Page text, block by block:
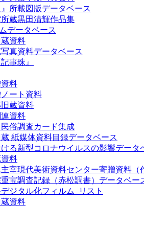
』所載図版データベース
蔵黒田清輝作品集
データベース
資料
真資料データベース
事珠』
料
ート資料
蔵資料
資料
俗調査カード集成
紙媒体資料目録データベース
る新型コロナウイルスの影響データ
料
宰現代美術資料センター寄贈資料（
宝調査記録（赤松調書）データベー
ジタル化フィルム_リスト
資料